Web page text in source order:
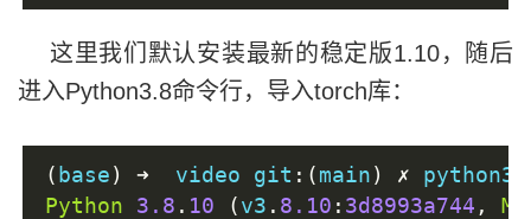
这里我们默认安装最新的稳定版1.10，随后
进入Python3.8命令行，导入torch库：
(base) ➜
  video git
:(main) ✗ python3
Python
3.8 . 10 (v3 . 8.10 : 3d8993a744 ,